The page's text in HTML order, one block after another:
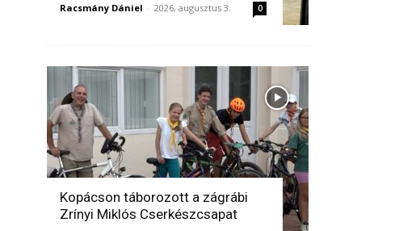
Racsmány Dániel - 2026, augusztus 3. 0
Kopácson táborozott a zágrábi
Zrínyi Miklós Cserkészcsapat